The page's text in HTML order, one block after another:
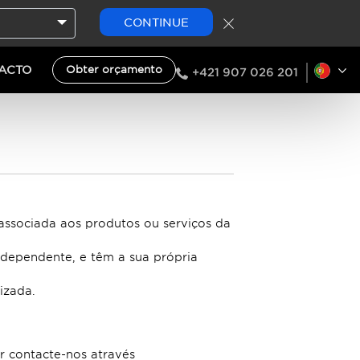
CONTINUE
Obter orçamento +421 907 026 201
aos produtos ou serviços da
e têm a sua própria
contacte-nos através